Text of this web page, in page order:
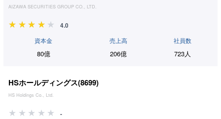
AIZAWA SECURITIES GROUP CO., LTD.
4.0
資本金
80億
売上高
206億
社員数
723人
HSホールディングス(8699)
HS Holdings Co., Ltd.
-